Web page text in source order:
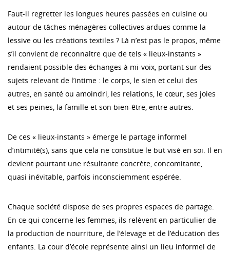
Faut-il regretter les longues heures passées en cuisine ou
autour de tâches ménagères collectives ardues comme la
lessive ou les créations textiles ? Là n’est pas le propos, même
s’il convient de reconnaître que de tels « lieux-instants »
rendaient possible des échanges à mi-voix, portant sur des
sujets relevant de l’intime : le corps, le sien et celui des
autres, en santé ou amoindri, les relations, le cœur, ses joies
et ses peines, la famille et son bien-être, entre autres.
De ces « lieux-instants » émerge le partage informel
d’intimité(s), sans que cela ne constitue le but visé en soi. Il en
devient pourtant une résultante concrète, concomitante,
quasi inévitable, parfois inconsciemment espérée.
Chaque société dispose de ses propres espaces de partage.
En ce qui concerne les femmes, ils relèvent en particulier de
la production de nourriture, de l’élevage et de l’éducation des
enfants. La cour d’école représente ainsi un lieu informel de